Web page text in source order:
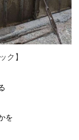
ク】
を